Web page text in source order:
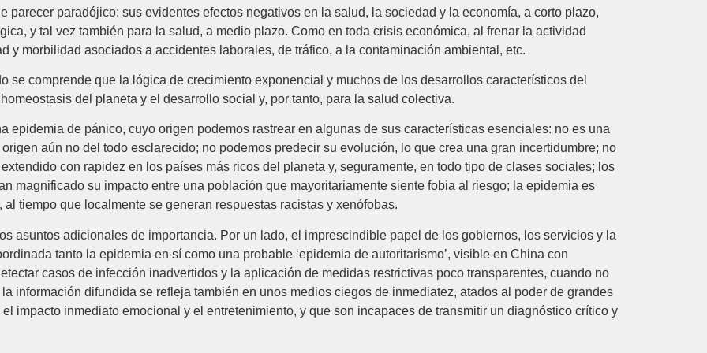
parecer paradójico: sus evidentes efectos negativos en la salud, la sociedad y la economía, a corto plazo,
y tal vez también para la salud, a medio plazo. Como en toda crisis económica, al frenar la actividad
y morbilidad asociados a accidentes laborales, de tráfico, a la contaminación ambiental, etc.
se comprende que la lógica de crecimiento exponencial y muchos de los desarrollos característicos del
del planeta y el desarrollo social y, por tanto, para la salud colectiva.
epidemia de pánico, cuyo origen podemos rastrear en algunas de sus características esenciales: no es una
aún no del todo esclarecido; no podemos predecir su evolución, lo que crea una gran incertidumbre; no
con rapidez en los países más ricos del planeta y, seguramente, en todo tipo de clases sociales; los
magnificado su impacto entre una población que mayoritariamente siente fobia al riesgo; la epidemia es
tiempo que localmente se generan respuestas racistas y xenófobas.
asuntos adicionales de importancia. Por un lado, el imprescindible papel de los gobiernos, los servicios y la
tanto la epidemia en sí como una probable ‘epidemia de autoritarismo’, visible en China con
casos de infección inadvertidos y la aplicación de medidas restrictivas poco transparentes, cuando no
información difundida se refleja también en unos medios ciegos de inmediatez, atados al poder de grandes
impacto inmediato emocional y el entretenimiento, y que son incapaces de transmitir un diagnóstico crítico y